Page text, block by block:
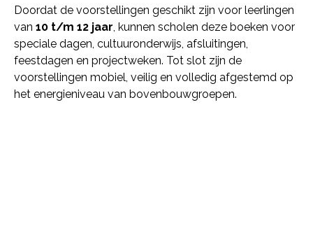
Doordat de voorstellingen geschikt zijn voor leerlingen
van 10 t/m 12 jaar, kunnen scholen deze boeken voor
speciale dagen, cultuuronderwijs, afsluitingen,
feestdagen en projectweken. Tot slot zijn de
voorstellingen mobiel, veilig en volledig afgestemd op
het energieniveau van bovenbouwgroepen.